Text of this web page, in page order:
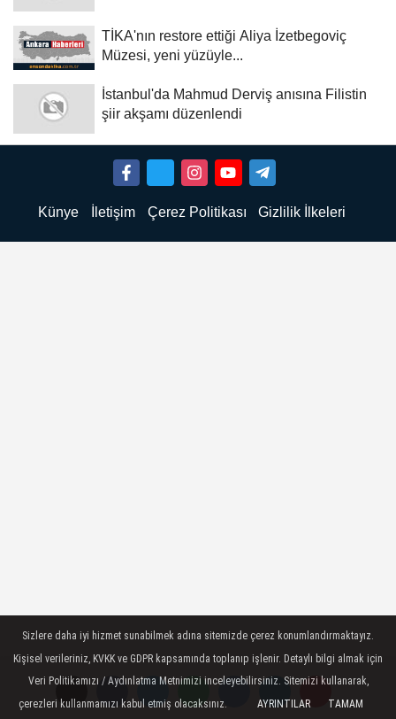
TİKA'nın restore ettiği Aliya İzetbegoviç
Müzesi, yeni yüzüyle...
İstanbul'da Mahmud Derviş anısına Filistin
şiir akşamı düzenlendi
Künye İletişim Çerez Politikası Gizlilik İlkeleri
Sizlere daha iyi hizmet sunabilmek adına sitemizde çerez konumlandırmaktayız.
Kişisel verileriniz, KVKK ve GDPR kapsamında toplanıp işlenir. Detaylı bilgi almak için
Veri Politikamızı / Aydınlatma Metnimizi inceleyebilirsiniz. Sitemizi kullanarak,
çerezleri kullanmamızı kabul etmiş olacaksınız.
AYRINTILAR TAMAM